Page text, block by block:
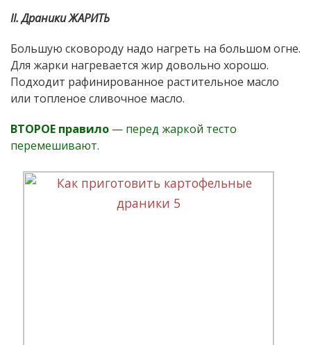
II. Драники ЖАРИТЬ
Большую сковороду надо нагреть на большом огне.
Для жарки нагревается жир довольно хорошо.
Подходит рафинированное растительное масло
или топленое сливочное масло.
ВТОРОЕ правило — перед жаркой тесто
перемешивают.